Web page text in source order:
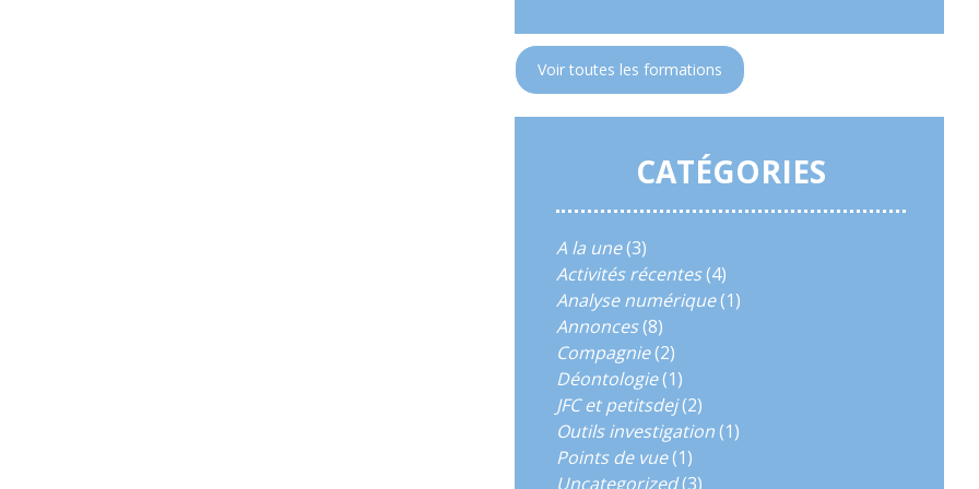
Voir toutes les formations
CATÉGORIES
A la une(3)
Activités récentes(4)
Analyse numérique(1)
Annonces(8)
Compagnie(2)
Déontologie(1)
JFC et petitsdej(2)
Outils investigation(1)
Points de vue(1)
Uncategorized(3)